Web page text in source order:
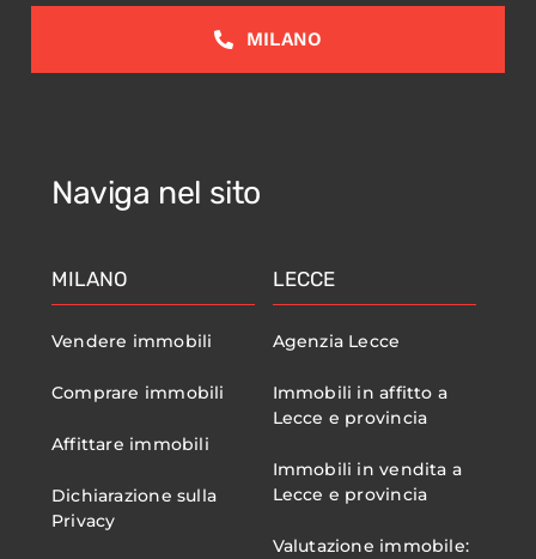
MILANO
Naviga nel sito
MILANO
Vendere immobili
Comprare immobili
Affittare immobili
Dichiarazione sulla
Privacy
LECCE
Agenzia Lecce
Immobili in affitto a
Lecce e provincia
Immobili in vendita a
Lecce e provincia
Valutazione immobile: